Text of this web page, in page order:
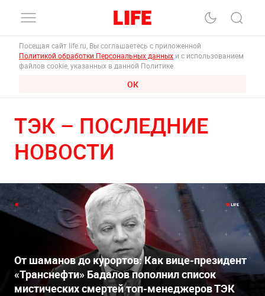
Посещая сайт life.ru, Вы соглашаетесь с приложенной
Политикой обработки Персональных данных и с использованием
файлов cookie, указанных в данной Политике.
ОК
ТЭК – ПОСЛЕДНИЕ
НОВОСТИ
От шаманов до курортов: Как вице-президент
«Транснефти» Бадалов пополнил список
мистических смертей топ-менеджеров ТЭК